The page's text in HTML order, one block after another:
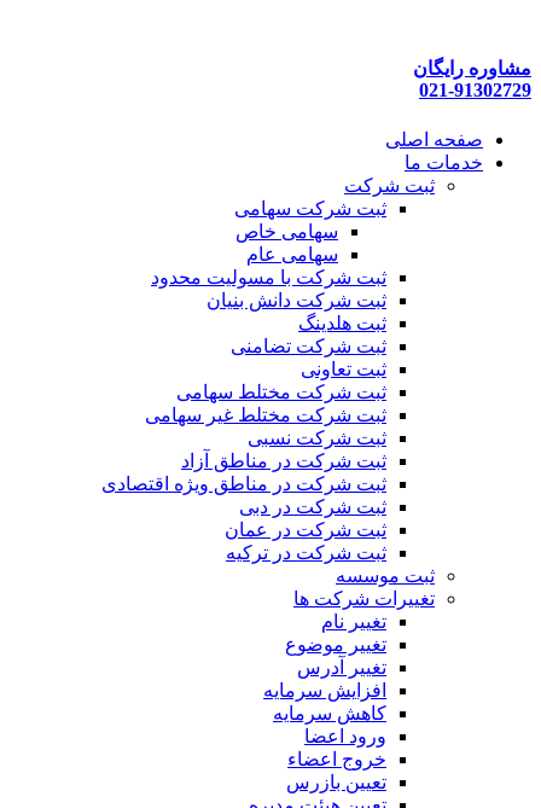
محتوا
مشاوره رایگان
021-91302729
صفحه اصلی
خدمات ما
ثبت شرکت
ثبت شرکت سهامی
سهامی خاص
سهامی عام
ثبت شرکت با مسولیت محدود
ثبت شرکت دانش بنیان
ثبت هلدینگ
ثبت شرکت تضامنی
ثبت تعاونی
ثبت شرکت مختلط سهامی
ثبت شرکت مختلط غیر سهامی
ثبت شرکت نسبی
ثبت شرکت در مناطق آزاد
ثبت شرکت در مناطق ویژه اقتصادی
ثبت شرکت در دبی
ثبت شرکت در عمان
ثبت شرکت در ترکیه
ثبت موسسه
تغییرات شرکت ها
تغییر نام
تغییر موضوع
تغییر آدرس
افزایش سرمایه
کاهش سرمایه
ورود اعضا
خروج اعضاء
تعیین بازرس